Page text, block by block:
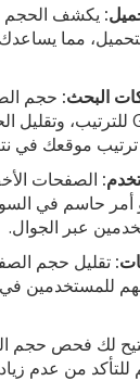
يكشف الحجم
مما
البحث: حجم
الصفحات
أمر حاسم في
تقليل حجم
للمستخدمين
لك فحص حجم
للتأكد من عدم